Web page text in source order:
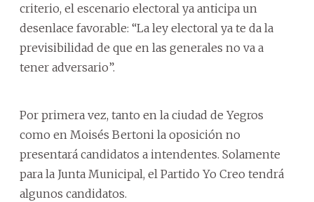
criterio, el escenario electoral ya anticipa un
desenlace favorable: “La ley electoral ya te da la
previsibilidad de que en las generales no va a
tener adversario”.
Por primera vez, tanto en la ciudad de Yegros
como en Moisés Bertoni la oposición no
presentará candidatos a intendentes. Solamente
para la Junta Municipal, el Partido Yo Creo tendrá
algunos candidatos.